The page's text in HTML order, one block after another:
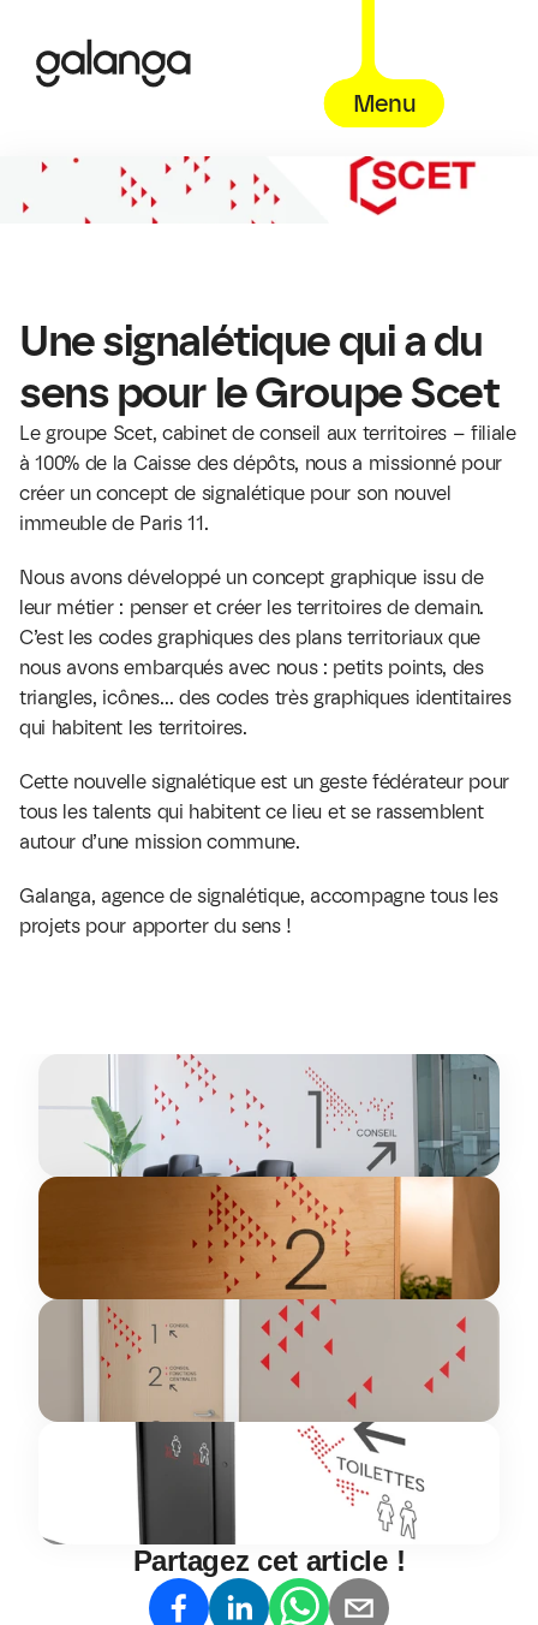
Menu
Une signalétique qui a du
sens pour le Groupe Scet
Le groupe Scet, cabinet de conseil aux territoires – filiale
à 100% de la Caisse des dépôts, nous a missionné pour
créer un concept de signalétique pour son nouvel
immeuble de Paris 11.
Nous avons développé un concept graphique issu de
leur métier : penser et créer les territoires de demain.
C’est les codes graphiques des plans territoriaux que
nous avons embarqués avec nous : petits points, des
triangles, icônes… des codes très graphiques identitaires
qui habitent les territoires.
Cette nouvelle signalétique est un geste fédérateur pour
tous les talents qui habitent ce lieu et se rassemblent
autour d’une mission commune.
Galanga, agence de signalétique, accompagne tous les
projets pour apporter du sens !
Partagez cet article !